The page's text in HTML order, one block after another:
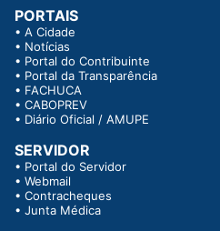
PORTAIS
• A Cidade
• Notícias
• Portal do Contribuinte
• Portal da Transparência
• FACHUCA
• CABOPREV
• Diário Oficial / AMUPE
SERVIDOR
• Portal do Servidor
• Webmail
• Contracheques
• Junta Médica